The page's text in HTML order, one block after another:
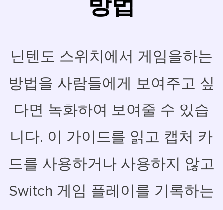
방법
닌텐도 스위치에서 게임을하는
방법을 사람들에게 보여주고 싶
다면 녹화하여 보여줄 수 있습
니다. 이 가이드를 읽고 캡처 카
드를 사용하거나 사용하지 않고
Switch 게임 플레이를 기록하는